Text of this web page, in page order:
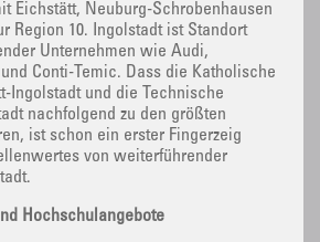
Eichstätt, Neuburg-Schrobenhausen
Region 10. Ingolstadt ist Standort
Unternehmen wie Audi,
Conti-Temic. Dass die Katholische
Ingolstadt und die Technische
nachfolgend zu den größten
ist schon ein erster Fingerzeig
von weiterführender
Hochschulangebote